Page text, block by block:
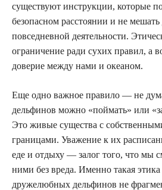
существуют инструкции, которые
безопасном расстоянии и не
повседневной деятельности.
ограничение ради сухих правил, а
доверие между нами и океаном.
Еще одно важное правило — не
дельфинов можно «поймать» или
Это живые существа с
границами. Уважение к их
еде и отдыху — залог того, что мы
ними без вреда. Именно такая
дружелюбных дельфинов не